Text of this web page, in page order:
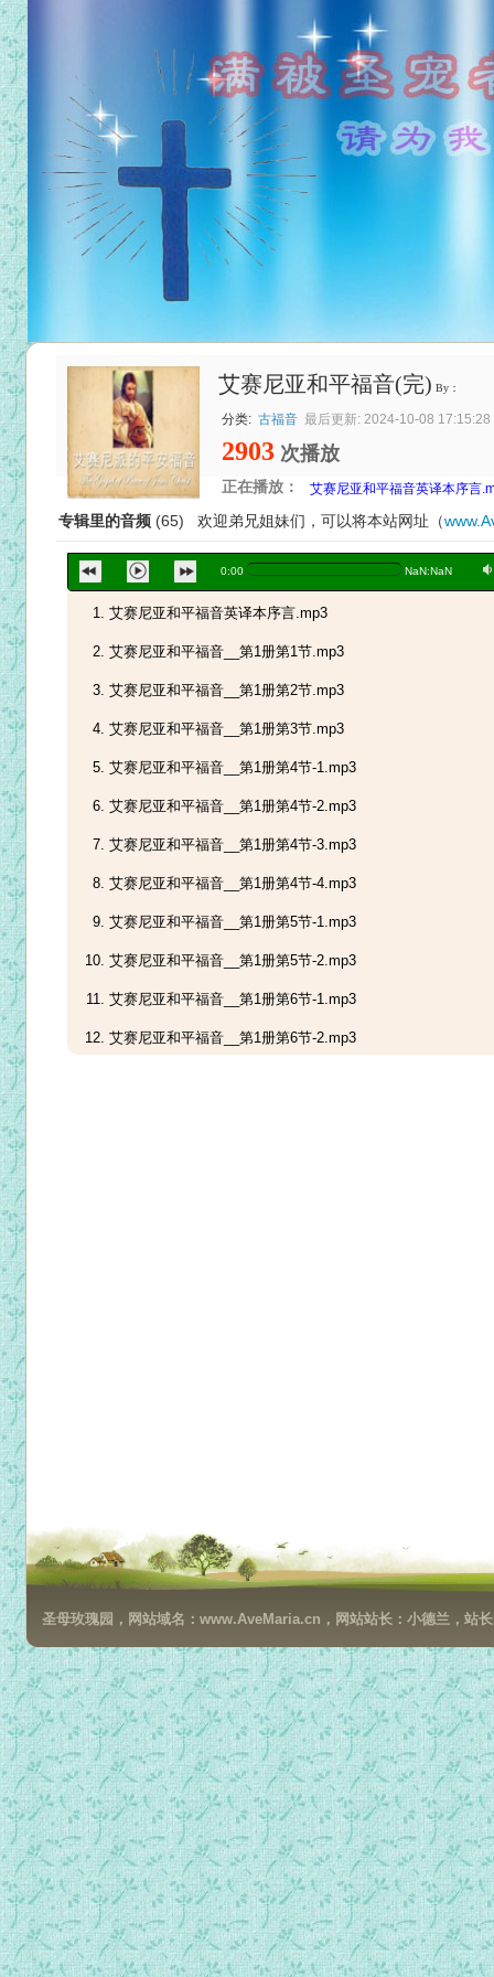
艾赛尼亚和平福音(完) By：
分类: 古福音 最后更新: 2024-10-08 17:15:28
2903 次播放
正在播放：
专辑里的音频 (65) 欢迎弟兄姐妹们，可以将本站网址（
0:00 NaN:NaN a
艾赛尼亚和平福音英译本序言
艾赛尼亚和平福音英译本序言.mp3
艾赛尼亚和平福音__第1册第1节.mp3
艾赛尼亚和平福音__第1册第2节.mp3
艾赛尼亚和平福音__第1册第3节.mp3
艾赛尼亚和平福音__第1册第4节-1.mp3
艾赛尼亚和平福音__第1册第4节-2.mp3
艾赛尼亚和平福音__第1册第4节-3.mp3
艾赛尼亚和平福音__第1册第4节-4.mp3
艾赛尼亚和平福音__第1册第5节-1.mp3
艾赛尼亚和平福音__第1册第5节-2.mp3
艾赛尼亚和平福音__第1册第6节-1.mp3
艾赛尼亚和平福音__第1册第6节-2.mp3
艾赛尼亚和平福音__第2册第5节-2.mp3
艾赛尼亚和平福音__第2册第5节-3.mp3
艾赛尼亚和平福音__第2册第6节-1.mp3
艾赛尼亚和平福音__第2册第6节-2.mp3
艾赛尼亚和平福音__第2册第7节-1.mp3
艾赛尼亚和平福音__第2册第7节-2.mp3
艾赛尼亚和平福音__第2册第7节-3.mp3
艾赛尼亚和平福音__第2册第7节-4.mp3
艾赛尼亚和平福音__第2册第7节-5.mp3
艾赛尼亚和平福音__第2册第7节-6.mp3
艾赛尼亚和平福音__第3册第1节.mp3
艾赛尼亚和平福音__第3册第2节.mp3
圣母玫瑰园，网站域名：www.AveMaria.cn，网站站长：小德兰，